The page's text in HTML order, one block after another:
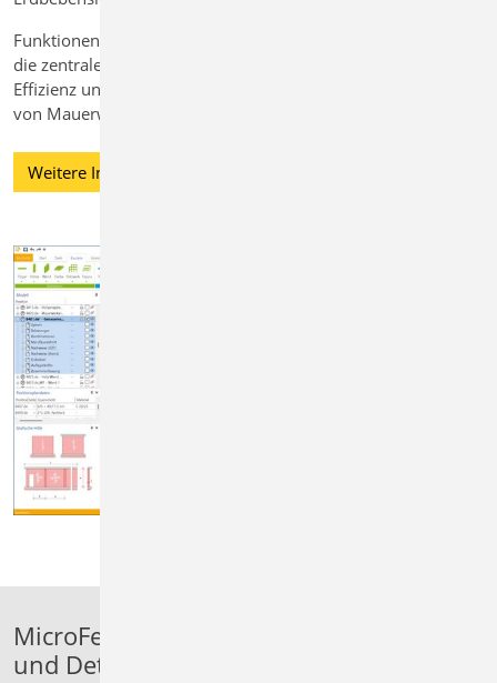
Funktionen wie Lastweiterleitung, Korrekturverfolgung und
die zentrale Verwaltung von Einwirkungen sorgen für
Effizienz und Sicherheit bei der normgerechten Bemessung
von Mauerwerksbauteilen.
Weitere Informationen zur BauStatik
MicroFe: Mauerwerkslager, Aussteifung
und Detailnachweise im FE-Modell